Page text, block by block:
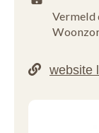
Vermeld